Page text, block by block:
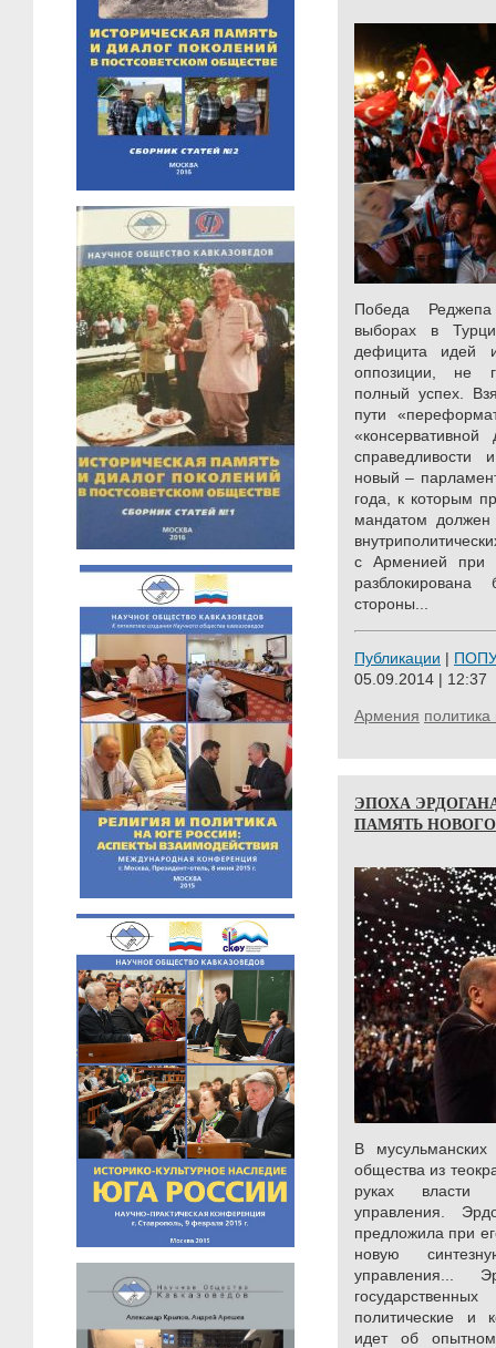
Победа
выборах в
дефицита идей
оппозиции, не
полный успех.
пути
справедливости
новый –
года, к которым
мандатом
с Арменией при
стороны...
Публикации |
05.09.2014 | 12:37
Армения
ЭПОХА
ПАМЯТЬ
В
общества из
руках власти
управления.
предложила при
новую
управления...
политические и
идет об